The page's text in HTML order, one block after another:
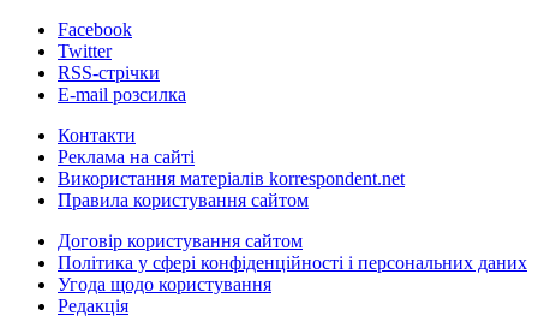
Facebook
Twitter
RSS-стрічки
E-mail розсилка
Контакти
Реклама на сайті
Використання матеріалів korrespondent.net
Правила користування сайтом
Договір користування сайтом
Політика у сфері конфіденційності і персональних даних
Угода щодо користування
Редакція